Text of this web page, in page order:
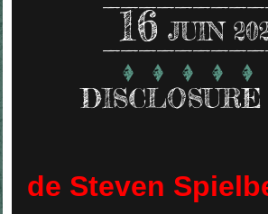
16 JUIN
DISCLOSURE
de Steven